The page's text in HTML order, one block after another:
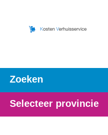
Zoeken
Selecteer provincie